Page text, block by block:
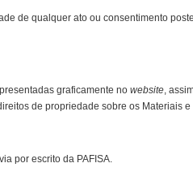
de qualquer ato ou consentimento
graficamente no website,
de propriedade sobre os Materiais
por escrito da PAFISA.